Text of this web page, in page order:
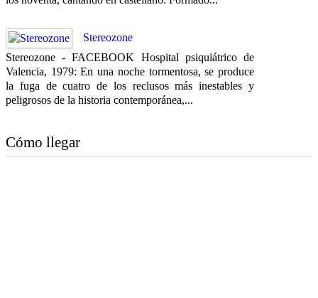
Stereozone
Stereozone - FACEBOOK Hospital psiquiátrico de
Valencia, 1979: En una noche tormentosa, se produce
la fuga de cuatro de los reclusos más inestables y
peligrosos de la historia contemporánea,...
Cómo llegar